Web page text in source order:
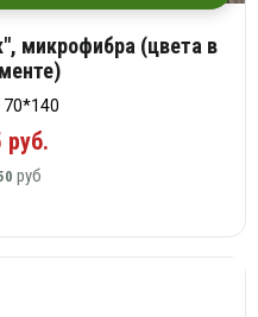
микрофибра (цвета в
руб